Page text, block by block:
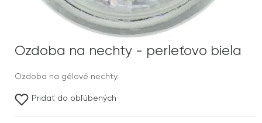
Ozdoba na nechty - perleťovo biela
Ozdoba na gélové nechty.
Pridať do obľúbených